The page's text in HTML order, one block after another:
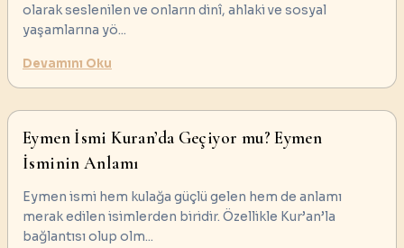
olarak seslenilen ve onların dinî, ahlaki ve sosyal
yaşamlarına yö...
Devamını Oku
Eymen İsmi Kuran’da Geçiyor mu? Eymen
İsminin Anlamı
Eymen ismi hem kulağa güçlü gelen hem de anlamı
merak edilen isimlerden biridir. Özellikle Kur’an’la
bağlantısı olup olm...